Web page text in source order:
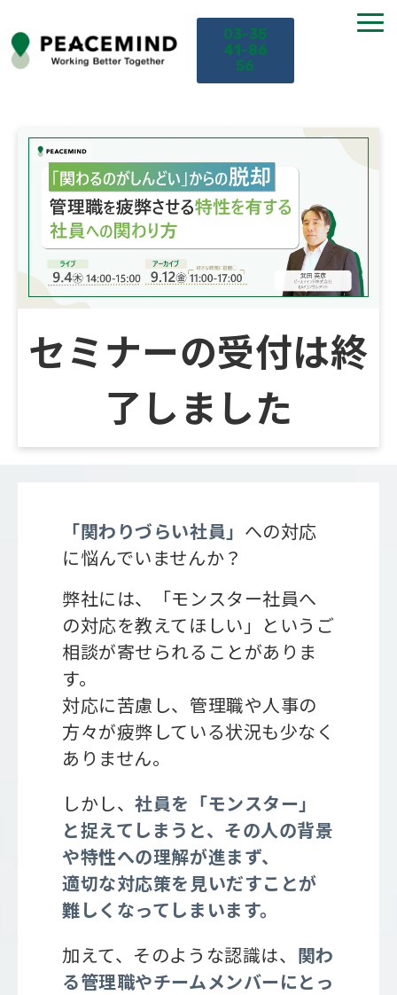
03-35
41-86
56
サービス
課題から探す
セミナー
セミナーの受付は終
了しました
「関わりづらい社員」 への対応
に悩んでいませんか？
弊社には、「モンスター社員へ
の対応を教えてほしい」というご
相談が寄せられることがありま
す。
対応に苦慮し、管理職や人事の
方々が疲弊している状況も少なく
ありません。
しかし、社員を「モンスター」
と捉えてしまうと、その人の背景
や特性への理解が進まず、
適切な対応策を見いだすことが
難しくなってしまいます。
加えて、そのような認識は、
関わ
る管理職やチームメンバーにとっ